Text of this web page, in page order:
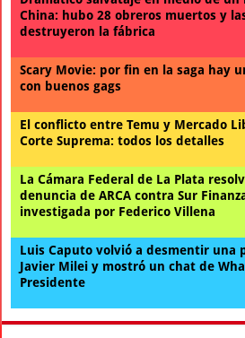
China: hubo 28 obreros muertos y
destruyeron la fábrica
Scary Movie: por fin en la saga hay
con buenos gags
El conflicto entre Temu y Mercado
Corte Suprema: todos los detalles
La Cámara Federal de La Plata
denuncia de ARCA contra Sur
investigada por Federico Villena
Luis Caputo volvió a desmentir una
Javier Milei y mostró un chat de
Presidente